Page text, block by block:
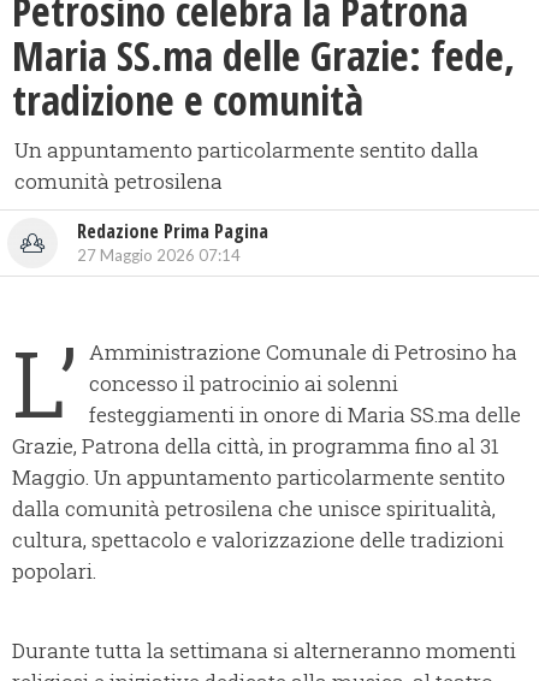
Maria SS.ma delle Grazie: fede,
tradizione e comunità
Un appuntamento particolarmente sentito dalla
comunità petrosilena
Redazione Prima Pagina
27 Maggio 2026 07:14
L’ Amministrazione Comunale di Petrosino ha
concesso il patrocinio ai solenni
festeggiamenti in onore di Maria SS.ma delle
Grazie, Patrona della città, in programma fino al 31
Maggio. Un appuntamento particolarmente sentito
dalla comunità petrosilena che unisce spiritualità,
cultura, spettacolo e valorizzazione delle tradizioni
popolari.
Durante tutta la settimana si alterneranno momenti